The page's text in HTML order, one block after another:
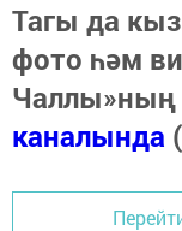
Тагы да
фото һәм
Чаллы»ның
каналында